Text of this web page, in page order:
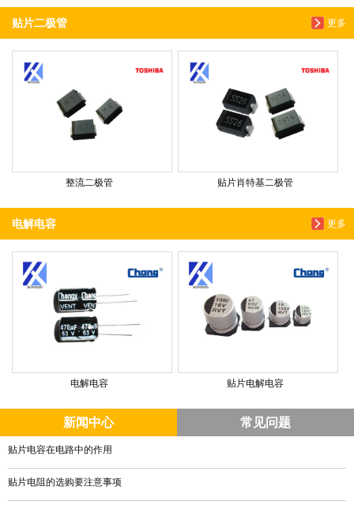
更多
贴片二极管
整流二极管 贴片肖特基二极管
更多
电解电容
电解电容 贴片电解电容
新闻中心 常见问题
贴片电容在电路中的作用
贴片电阻的选购要注意事项